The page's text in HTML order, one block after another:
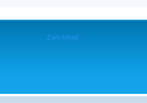
Zum Inhalt